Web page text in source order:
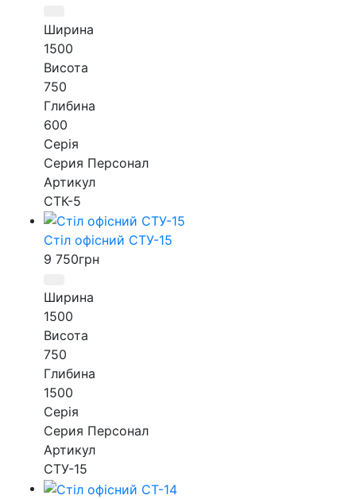
Ширина
1500
Висота
750
Глибина
600
Серія
Серия Персонал
Артикул
СТК-5
Стіл офісний СТУ-15
9 750грн
Ширина
1500
Висота
750
Глибина
1500
Серія
Серия Персонал
Артикул
СТУ-15